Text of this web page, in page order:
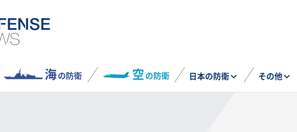
海の防衛 空の防衛 日本の防衛 その他